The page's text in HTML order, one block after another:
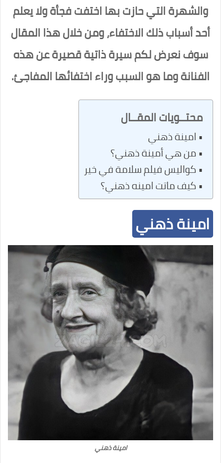
والشهرة التي حازت بها اختفت فجأة ولا يعلم
أحد أسباب ذلك الاختفاء، ومن خلال هذا المقال
سوف نعرض لكم سيرة ذاتية قصيرة عن هذه
الفنانة وما هو السبب وراء اختفائها المفاجئ.
محتــويات المقــال
امينة ذهني
من هي أمينة ذهني؟
كواليس فيلم سلامة في خير
كيف ماتت امينه ذهني؟
امينة ذهني
امينة ذهني